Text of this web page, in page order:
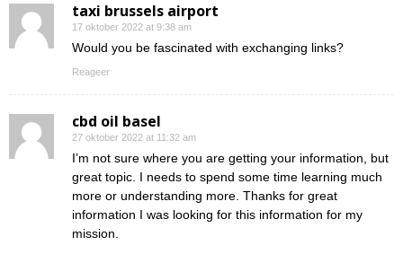
taxi brussels airport
17 oktober 2022 at 9:38 am
Would you be fascinated with exchanging links?
Reageer
cbd oil basel
27 oktober 2022 at 11:32 am
I’m not sure where you are getting your information, but
great topic. I needs to spend some time learning much
more or understanding more. Thanks for great
information I was looking for this information for my
mission.